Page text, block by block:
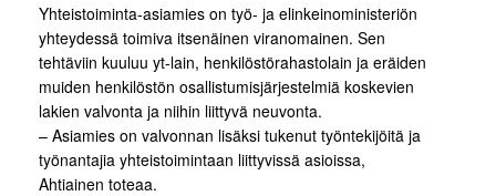
Yhteistoiminta-asiamies on työ- ja elinkeinoministeriön
yhteydessä toimiva itsenäinen viranomainen. Sen
tehtäviin kuuluu yt-lain, henkilöstörahastolain ja eräiden
muiden henkilöstön osallistumisjärjestelmiä koskevien
lakien valvonta ja niihin liittyvä neuvonta.
– Asiamies on valvonnan lisäksi tukenut työntekijöitä ja
työnantajia yhteistoimintaan liittyvissä asioissa,
Ahtiainen toteaa.